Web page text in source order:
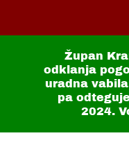
Župan
odklanja
uradna
pa
2024.